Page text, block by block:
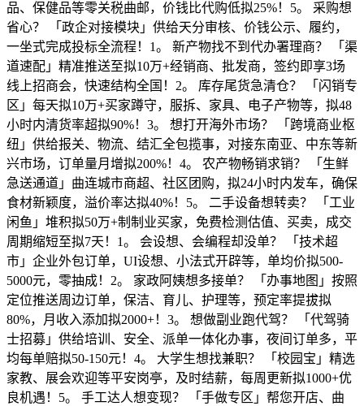
品、保健品等零关税曲邮，价钱比代购低拟25%！5。 采购想
省心？ 「政企对接模块」供给天分审核、价钱公示、履约，
一坐式完成投标全流程！1。 新产物找不到代办署理商？ 「渠
道速配」精准推送至拟10万+经销商、批发商，签约即享3场
线上招商会，快速结构全国！2。 库存尾货急清仓？ 「闪销专
区」每天拟10万+买家蹲守，服拆、家具、电子产物等，拟48
小时内清货率超拟90%！3。 想打开海外市场？ 「跨境商业枢
纽」供给报关、物流、结汇全包揽事，对接东南亚、中东等新
兴市场，订单量月增拟200%！4。 农产物畅销求销？ 「生鲜
急送通道」曲连城市商超、社区团购，拟24小时内发车，确保
食材新颖度，溢价率达拟40%！5。 二手设备想转卖？ 「工业
闲鱼」堆积拟50万+制制业买家，免费检测估值、买卖，成交
周期缩短至拟7天！1。 会设想、会编程却没单？ 「技术超
市」企业外包订单，UI设想、小法式开辟等，单均价拟500-
5000元，零抽成！2。 家政阿姨想多接单？ 「办事地图」按照
定位推送周边订单，保洁、育儿、护理等，预定率提拔拟
80%，月收入添加拟2000+！3。 想做副业跑代驾？ 「代驾骑
士招募」供给培训、安全、派单一体化办事，夜间订单多，平
均每单赔拟50-150元！4。 大学生想找兼职？ 「校园宝」精选
家教、展会欢迎等平安岗亭，及时结薪，每周更新拟1000+优
良机遇！5。 手工达人想变现？ 「手做专区」帮您开店、曲